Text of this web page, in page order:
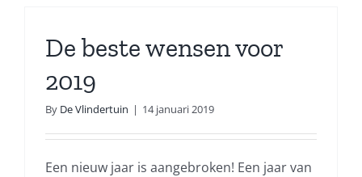
De beste wensen voor
2019
By De Vlindertuin | 14 januari 2019
Een nieuw jaar is aangebroken! Een jaar van